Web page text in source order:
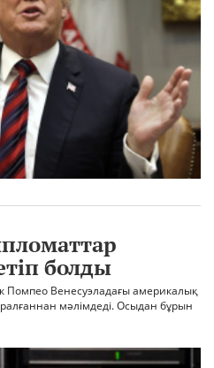
болды
Венесуэладағы америкалық
мәлімдеді. Осыдан бұрын